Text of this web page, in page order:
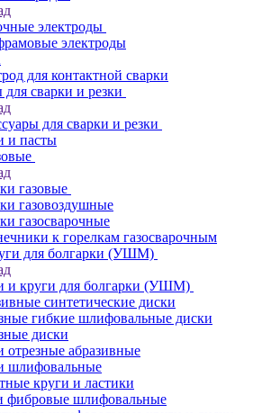
электроды
электроды
для контактной сварки
для сварки и резки
для сварки и резки
и пасты
газовые
газовоздушные
газосварочные
к горелкам газосварочным
для болгарки (УШМ)
и круги для болгарки (УШМ)
синтетические диски
гибкие шлифовальные диски
диски
отрезные абразивные
шлифовальные
круги и ластики
фибровые шлифовальные